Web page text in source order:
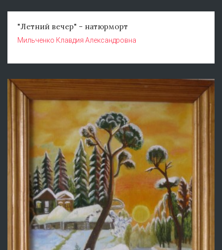
"Летний вечер" - натюрморт
Мильченко Клавдия Александровна